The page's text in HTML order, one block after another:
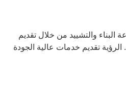
والتشييد من خلال تقديم
تقديم خدمات عالية الجودة